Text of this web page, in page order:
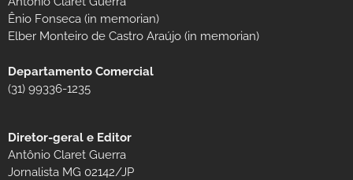
Ênio Fonseca (in memorian)
Elber Monteiro de Castro Araújo (in memorian)
Departamento Comercial
(31) 99336-1235
Diretor-geral e Editor
Antônio Claret Guerra
Jornalista MG 02142/JP